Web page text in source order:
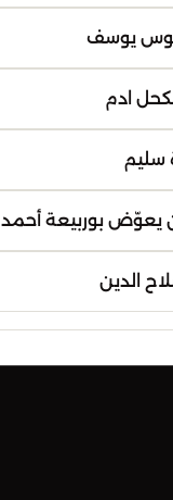
يوسف
ادم
سليم
يعوّض بوربيعة أحمد
الدين